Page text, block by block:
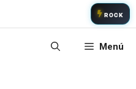
ROCK
Menú